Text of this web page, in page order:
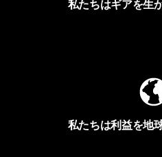
私たちはギアを生
私たちは利益を地